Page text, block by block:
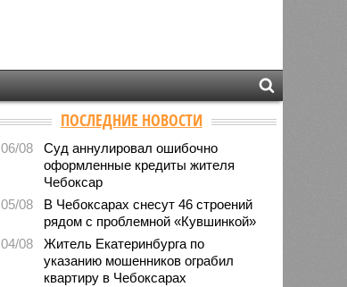
ПОСЛЕДНИЕ НОВОСТИ
06/08
Суд аннулировал ошибочно
оформленные кредиты жителя
Чебоксар
05/08
В Чебоксарах снесут 46 строений
рядом с проблемной «Кувшинкой»
04/08
Житель Екатеринбурга по
указанию мошенников ограбил
квартиру в Чебоксарах